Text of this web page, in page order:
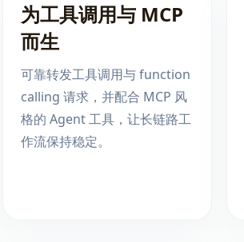
为工具调用与 MCP
而生
可靠转发工具调用与 function
calling 请求，并配合 MCP 风
格的 Agent 工具，让长链路工
作流保持稳定。